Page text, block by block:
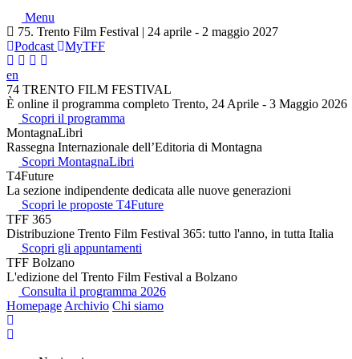
Menu
75. Trento Film Festival | 24 aprile - 2 maggio 2027
Podcast
MyTFF
en
74 TRENTO FILM FESTIVAL
È online il programma completo Trento, 24 Aprile - 3 Maggio 2026
Scopri il programma
MontagnaLibri
Rassegna Internazionale dell’Editoria di Montagna
Scopri MontagnaLibri
T4Future
La sezione indipendente dedicata alle nuove generazioni
Scopri le proposte T4Future
TFF 365
Distribuzione Trento Film Festival 365: tutto l'anno, in tutta Italia
Scopri gli appuntamenti
TFF Bolzano
L'edizione del Trento Film Festival a Bolzano
Consulta il programma 2026
Homepage Archivio Chi siamo